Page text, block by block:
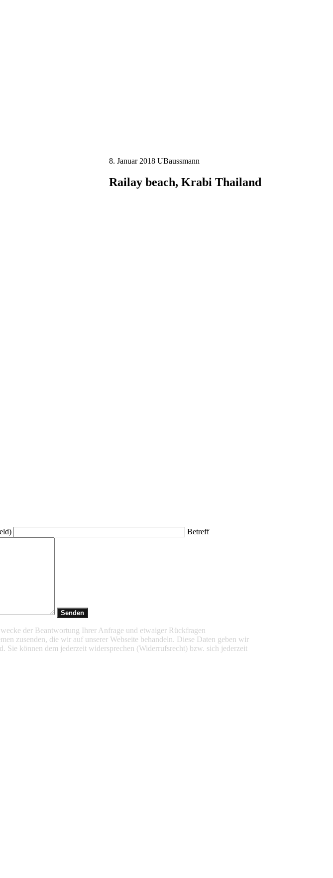
8. Januar 2018 UBaussmann
Railay beach, Krabi Thailand
Betreff
der Beantwortung Ihrer Anfrage und etwaiger Rückfragen
zusenden, die wir auf unserer Webseite behandeln. Diese Daten geben wir
können dem jederzeit widersprechen (Widerrufsrecht) bzw. sich jederzeit